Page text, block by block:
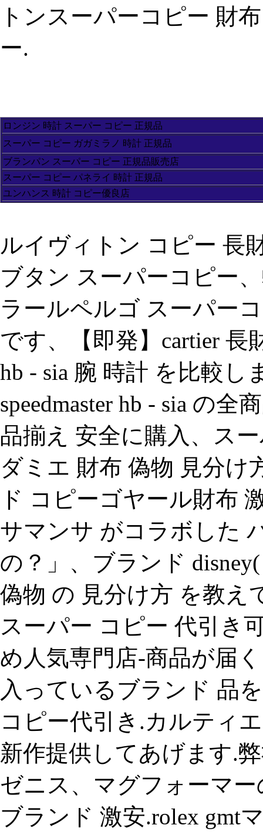
トンスーパーコピー 財
ー.
ロンジン 時計 スーパー コピー 正規品
スーパー コピー ガガミラノ 時計 正規品
ブランパン スーパー コピー 正規品販売店
スーパー コピー パネライ 時計 正規品
ユンハンス 時計 コピー優良店
ルイヴィトン コピー 長
ブタン スーパーコピー
ラールペルゴ スーパー
です、【即発】cartier 長
hb - sia 腕 時計 を比較し
speedmaster hb - sia の
品揃え 安全に購入、ス
ダミエ 財布 偽物 見分け
ド コピーゴヤール財布
サマンサ がコラボした
の？」、ブランド
偽物 の 見分け方 を教え
スーパー コピー 代引き
め人気専門店-商品が届
入っているブランド 品
コピー代引き.カルティ
新作提供してあげます.
ゼニス、マグフォーマ
ブランド 激安.rolex gmt